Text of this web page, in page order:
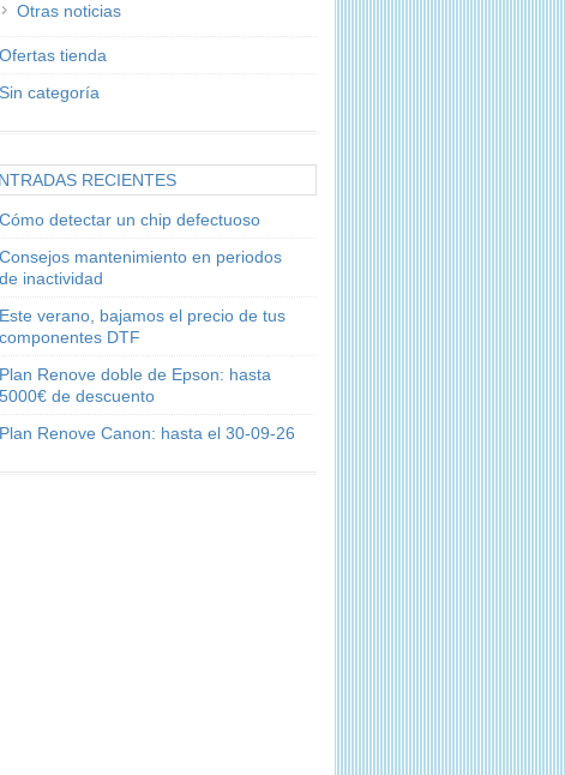
Otras noticias
Ofertas tienda
Sin categoría
RECIENTES
Cómo detectar un chip defectuoso
Consejos mantenimiento en periodos
de inactividad
Este verano, bajamos el precio de tus
componentes DTF
Plan Renove doble de Epson: hasta
5000€ de descuento
Plan Renove Canon: hasta el 30-09-26